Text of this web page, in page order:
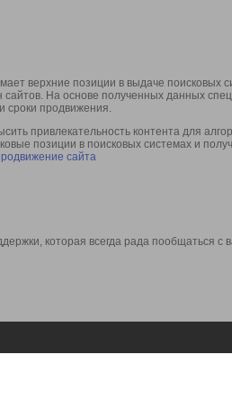
верхние позиции в выдаче
На основе полученных данных
сроки продвижения.
привлекательность контента для
позиции в поисковых системах и
сайта
которая всегда рада пообщаться